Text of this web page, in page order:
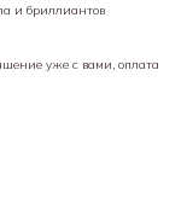
и бриллиантов
уже с вами, оплата